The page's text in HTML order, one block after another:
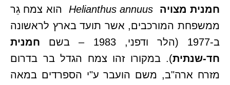
חמנית מצויה
Helianthus annuus
הוא צמח גֵר
ממשפחת המורכבים, אשר תועד בארץ לראשונה
ב-1977 (הלר ודפני, 1983 – בשם
חמנית
חד-שנתית). במקורו זהו צמח הגדל בר בדרום
מזרח ארה"ב, משם הועבר ע"י הספרדים במאה